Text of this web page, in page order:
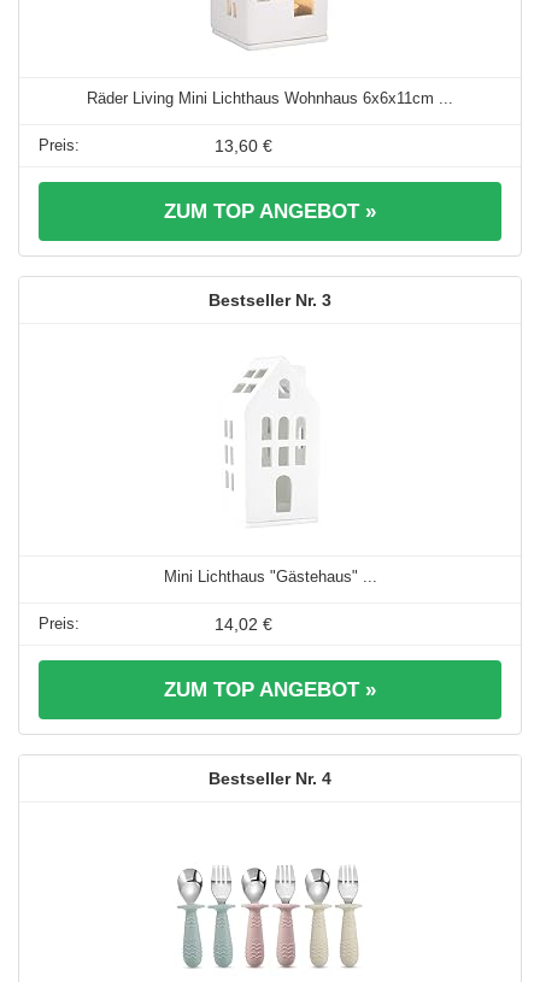
Räder Living Mini Lichthaus Wohnhaus 6x6x11cm ...
13,60 €
ZUM TOP ANGEBOT »
3
Mini Lichthaus "Gästehaus" ...
14,02 €
ZUM TOP ANGEBOT »
4